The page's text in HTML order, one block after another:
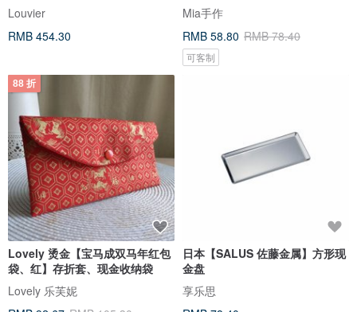
Louvier
RMB 454.30
Mia手作
RMB 58.80 RMB 78.40
可客制
88 折
Lovely 烫金【宝马成双马年红包
袋、红】存折套、现金收纳袋
Lovely 乐芙妮
日本【SALUS 佐藤金属】方形现
金盘
享乐思